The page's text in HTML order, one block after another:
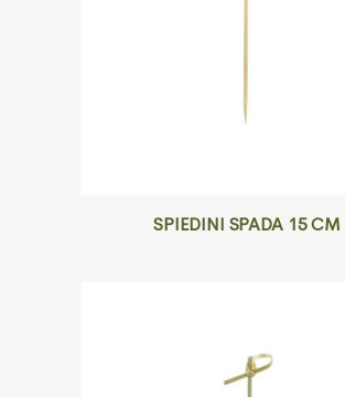
SPIEDINI SPADA 15 CM